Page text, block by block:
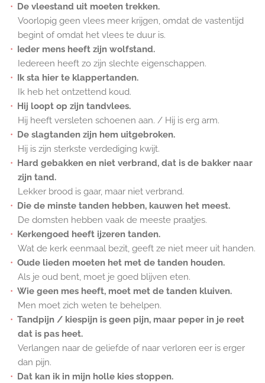
De vleestand uit moeten trekken.
Voorlopig geen vlees meer krijgen, omdat de vastentijd
begint of omdat het vlees te duur is.
Ieder mens heeft zijn wolfstand.
Iedereen heeft zo zijn slechte eigenschappen.
Ik sta hier te klappertanden.
Ik heb het ontzettend koud.
Hij loopt op zijn tandvlees.
Hij heeft versleten schoenen aan. / Hij is erg arm.
De slagtanden zijn hem uitgebroken.
Hij is zijn sterkste verdediging kwijt.
Hard gebakken en niet verbrand, dat is de bakker naar
zijn tand.
Lekker brood is gaar, maar niet verbrand.
Die de minste tanden hebben, kauwen het meest.
De domsten hebben vaak de meeste praatjes.
Kerkengoed heeft ijzeren tanden.
Wat de kerk eenmaal bezit, geeft ze niet meer uit handen.
Oude lieden moeten het met de tanden houden.
Als je oud bent, moet je goed blijven eten.
Wie geen mes heeft, moet met de tanden kluiven.
Men moet zich weten te behelpen.
Tandpijn / kiespijn is geen pijn, maar peper in je reet
dat is pas heet.
Verlangen naar de geliefde of naar verloren eer is erger
dan pijn.
Dat kan ik in mijn holle kies stoppen.